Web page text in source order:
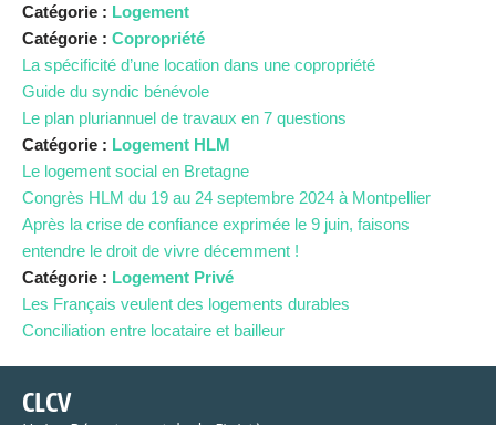
Catégorie : Logement
Catégorie : Copropriété
La spécificité d’une location dans une copropriété
Guide du syndic bénévole
Le plan pluriannuel de travaux en 7 questions
Catégorie : Logement HLM
Le logement social en Bretagne
Congrès HLM du 19 au 24 septembre 2024 à Montpellier
Après la crise de confiance exprimée le 9 juin, faisons
entendre le droit de vivre décemment !
Catégorie : Logement Privé
Les Français veulent des logements durables
Conciliation entre locataire et bailleur
CLCV